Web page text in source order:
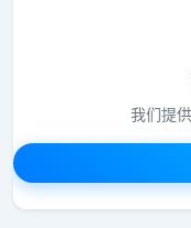
我们提